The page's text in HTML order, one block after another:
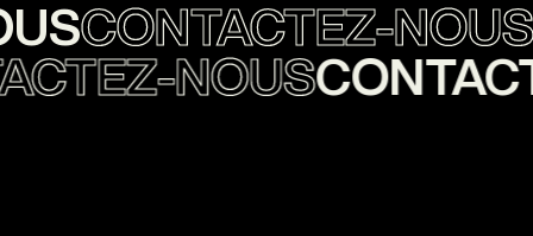
CONTACTEZ-NOUS
NOUS